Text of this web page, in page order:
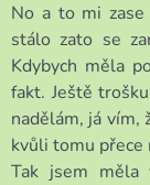
No a to mi zase
stálo zato se
Kdybych měla
fakt. Ještě
nadělám, já vím,
kvůli tomu přece
Tak jsem měla